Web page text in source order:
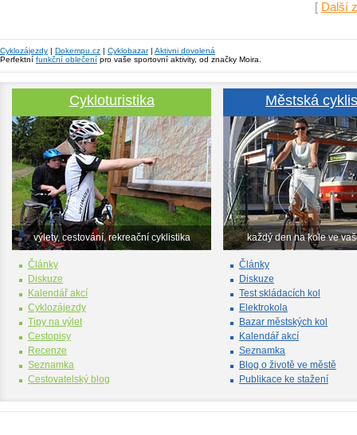
[ Další
Cyklozájezdy | Dokempu.cz | Cyklobazar| Aktivni dovolená
Perfektní funkční oblečení pro vaše sportovní aktivity, od značky Moira.
Cykloturistika
výlety, cestování, rekreační cyklistika
Články
Diskuze
Kalendář akcí
Cyklozájezdy
Tipy na výlet
Cestopisy
Recenze
Seznamka
Cestovatelský blog
Městská
každý den na kole ve
Články
Diskuze
Test skládacích kol
Elektrokola
Bazar městských kol
Kalendář akcí
Seznamka
Blog o životě ve městě
Publikace ke stažení